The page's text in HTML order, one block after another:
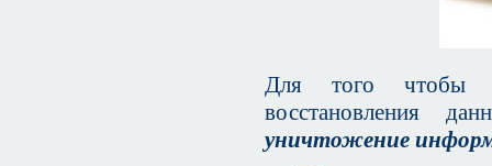
Для того чтобы
восстановления
уничтожение